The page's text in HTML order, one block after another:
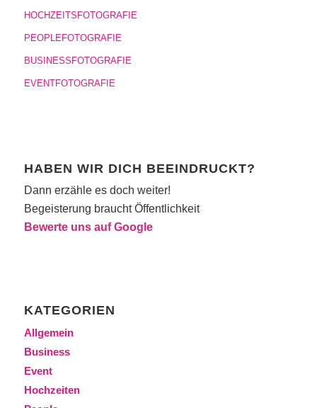
HOCHZEITSFOTOGRAFIE
PEOPLEFOTOGRAFIE
BUSINESSFOTOGRAFIE
EVENTFOTOGRAFIE
HABEN WIR DICH BEEINDRUCKT?
Dann erzähle es doch weiter!
Begeisterung braucht Öffentlichkeit
Bewerte uns auf Google
KATEGORIEN
Allgemein
Business
Event
Hochzeiten